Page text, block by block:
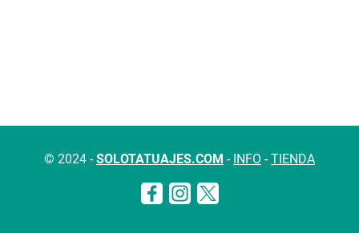
© 2024 -SOLOTATUAJES.COM - INFO -TIENDA